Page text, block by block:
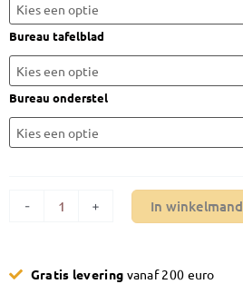
Bureau tafelblad
Bureau onderstel
-
recht
YOUP
160x160
cm
+ In winkelmand
Gratis levering vanaf 200 euro